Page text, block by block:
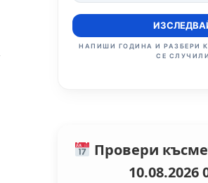
НАПИШИ ГОДИНА И РАЗБЕРИ
СЕ СЛУЧИЛИ
Провери
10.08.2026